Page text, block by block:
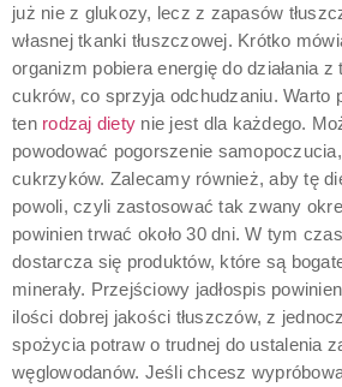
już nie z glukozy, lecz z zapasów
własnej tkanki tłuszczowej. Krótko
organizm pobiera energię do działania z
cukrów, co sprzyja odchudzaniu. Warto
ten rodzaj diety nie jest dla każdego.
powodować pogorszenie
cukrzyków. Zalecamy również, aby tę
powoli, czyli zastosować tak zwany
powinien trwać około 30 dni. W tym
dostarcza się produktów, które są
minerały. Przejściowy jadłospis
ilości dobrej jakości tłuszczów, z
spożycia potraw o trudnej do ustalenia
węglowodanów. Jeśli chcesz